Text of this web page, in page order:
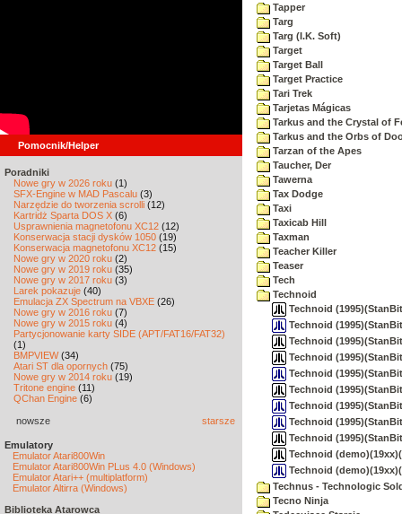
Pomocnik/Helper
Poradniki
Nowe gry w 2026 roku (1)
SFX-Engine w MAD Pascalu (3)
Narzędzie do tworzenia scrolli (12)
Kartridż Sparta DOS X (6)
Usprawnienia magnetofonu XC12 (12)
Konserwacja stacji dysków 1050 (19)
Konserwacja magnetofonu XC12 (15)
Nowe gry w 2020 roku (2)
Nowe gry w 2019 roku (35)
Nowe gry w 2017 roku (3)
Larek pokazuje (40)
Emulacja ZX Spectrum na VBXE (26)
Nowe gry w 2016 roku (7)
Nowe gry w 2015 roku (4)
Partycjonowanie karty SIDE (APT/FAT16/FAT32)
(1)
BMPVIEW(34)
Atari ST dla opornych (75)
Nowe gry w 2014 roku (19)
Tritone engine (11)
QChan Engine (6)
nowsze starsze
Emulatory
Emulator Atari800Win
Emulator Atari800Win PLus 4.0 (Windows)
Emulator Atari++ (multiplatform)
Emulator Altirra (Windows)
Biblioteka Atarowca
Tapper
Targ
Targ (I.K. Soft)
Target
Target Ball
Target Practice
Tari Trek
Tarjetas Mágicas
Tarkus and the Crystal of
Tarkus and the Orbs of
Tarzan of the Apes
Taucher, Der
Tawerna
Tax Dodge
Taxi
Taxicab Hill
Taxman
Teacher Killer
Teaser
Tech
Technoid
Technoid
Technoid
Technoid
Technoid
Technoid
Technoid
Technoid
Technoid
Technoid
Technoid
Technoid
Technus - Technologic
Tecno Ninja